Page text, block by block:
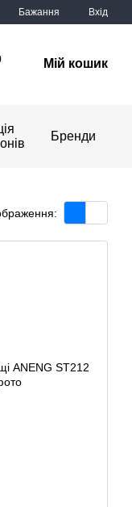
Бажання Вхід
Мій кошик
Бренди